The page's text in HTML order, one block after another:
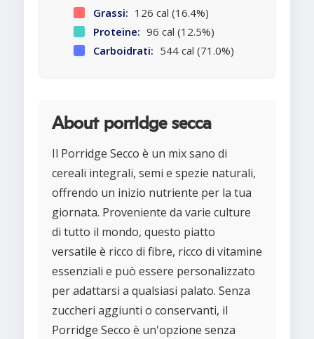
Grassi: 126 cal (16.4%)
Proteine: 96 cal (12.5%)
Carboidrati: 544 cal (71.0%)
About porridge secca
Il Porridge Secco è un mix sano di
cereali integrali, semi e spezie naturali,
offrendo un inizio nutriente per la tua
giornata. Proveniente da varie culture
di tutto il mondo, questo piatto
versatile è ricco di fibre, ricco di vitamine
essenziali e può essere personalizzato
per adattarsi a qualsiasi palato. Senza
zuccheri aggiunti o conservanti, il
Porridge Secco è un'opzione senza